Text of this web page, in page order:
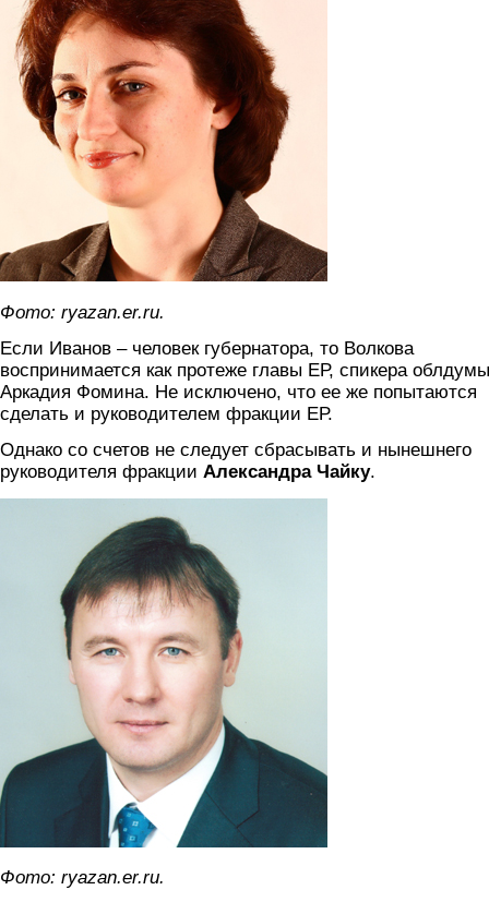
Фото: ryazan.er.ru.
Если Иванов – человек губернатора, то Волкова
воспринимается как протеже главы ЕР, спикера облдумы
Аркадия Фомина. Не исключено, что ее же попытаются
сделать и руководителем фракции ЕР.
Однако со счетов не следует сбрасывать и нынешнего
руководителя фракции Александра Чайку.
Фото: ryazan.er.ru.